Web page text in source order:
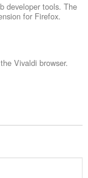
developer tools. The
for Firefox.
Vivaldi browser.